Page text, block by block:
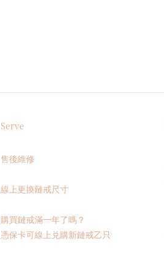
Serve
售後維修
線上更換鏈戒尺寸
購買鏈戒滿一年了嗎？
憑保卡可線上兑購新鏈戒乙只